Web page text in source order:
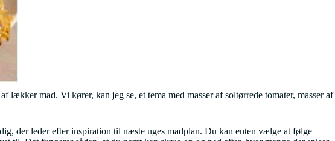
mad. Vi kører, kan jeg se, et tema med masser af soltørrede tomater, masser af
der leder efter inspiration til næste uges madplan. Du kan enten vælge at følge